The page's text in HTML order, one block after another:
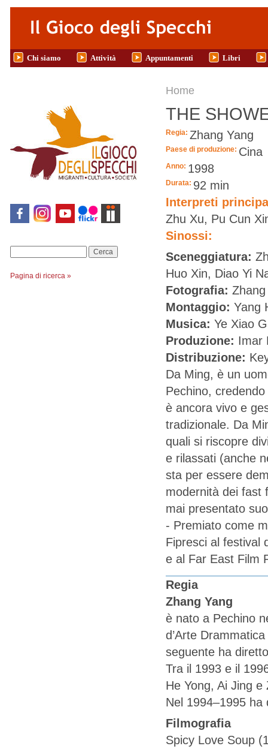
Salta al contenuto principale
Chi siamo Attività Appuntamenti Libri
Pagina di ricerca »
Tu sei qui
Home
THE
Regia: Zhang Yang
Paese di produzione: Cina
Anno: 1998
Durata: 92 min
Interpreti
Zhu Xu, Pu Cun
Sinossi:
Sceneggiatura:
Huo Xin, Diao Yi
Fotografia:
Montaggio: Yang
Musica: Ye Xiao
Produzione: Imar
Distribuzione:
Da Ming, è un
Pechino,
è ancora vivo e
tradizionale. Da
quali si riscopre
e rilassati (anche
sta per essere
modernità dei fast
mai presentato
- Premiato come
Fipresci al festival
e al Far East Film
Regia
Zhang Yang
è nato a Pechino
d’Arte
seguente ha
Tra il 1993 e il
He Yong, Ai Jing e
Nel 1994–1995
Filmografia
Spicy Love Soup